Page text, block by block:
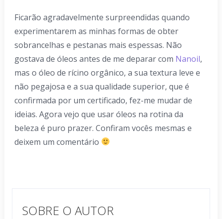
Ficarão agradavelmente surpreendidas quando
experimentarem as minhas formas de obter
sobrancelhas e pestanas mais espessas. Não
gostava de óleos antes de me deparar com Nanoil,
mas o óleo de rícino orgânico, a sua textura leve e
não pegajosa e a sua qualidade superior, que é
confirmada por um certificado, fez-me mudar de
ideias. Agora vejo que usar óleos na rotina da
beleza é puro prazer. Confiram vocês mesmas e
deixem um comentário
SOBRE O AUTOR